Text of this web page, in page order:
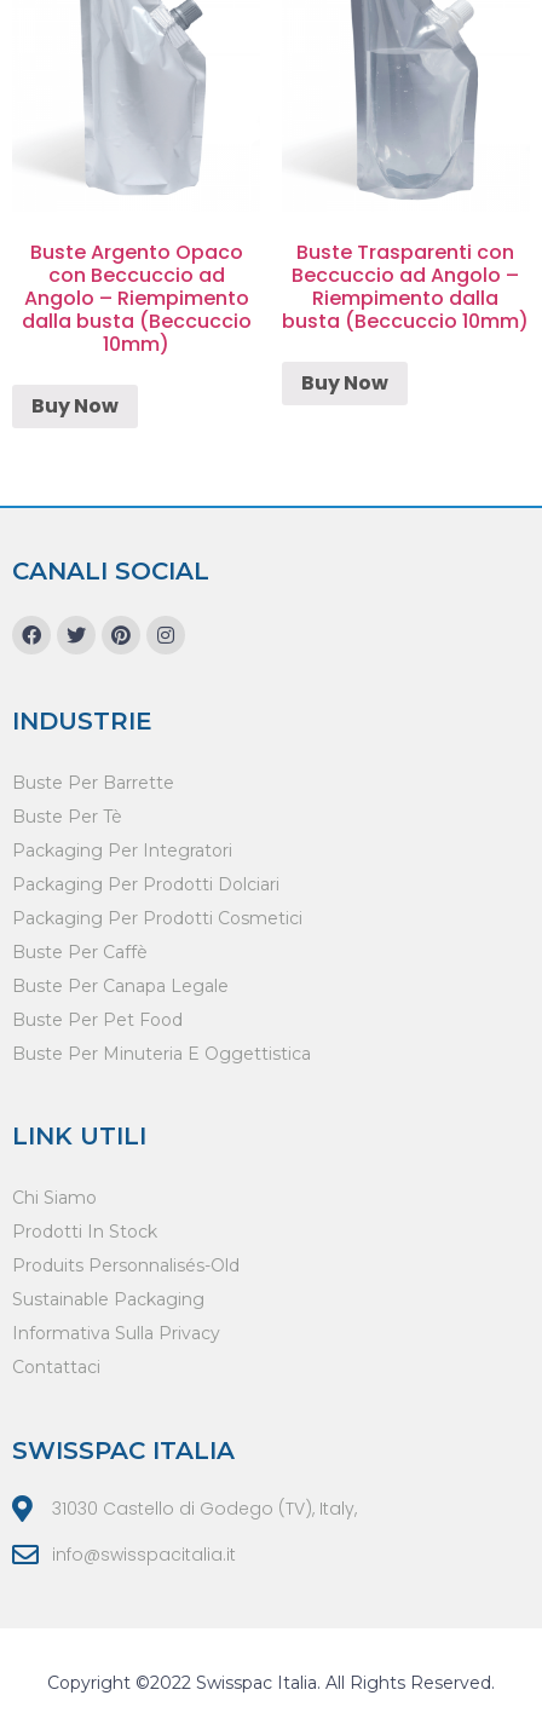
Buste Argento Opaco
con Beccuccio ad
Angolo – Riempimento
dalla busta (Beccuccio
10mm)
Buy Now
Buste Trasparenti con
Beccuccio ad Angolo –
Riempimento dalla
busta (Beccuccio 10mm)
Buy Now
CANALI SOCIAL
INDUSTRIE
Buste Per Barrette
Buste Per Tè
Packaging Per Integratori
Packaging Per Prodotti Dolciari
Packaging Per Prodotti Cosmetici
Buste Per Caffè
Buste Per Canapa Legale
Buste Per Pet Food
Buste Per Minuteria E Oggettistica
LINK UTILI
Chi Siamo
Prodotti In Stock
Produits Personnalisés-Old
Sustainable Packaging
Informativa Sulla Privacy
Contattaci
SWISSPAC ITALIA
31030 Castello di Godego (TV), Italy,
info@swisspacitalia.it
Copyright ©2022 Swisspac Italia. All Rights Reserved.